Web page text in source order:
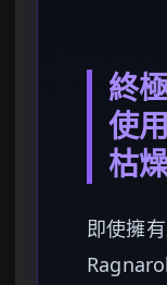
終
使
枯
即使擁